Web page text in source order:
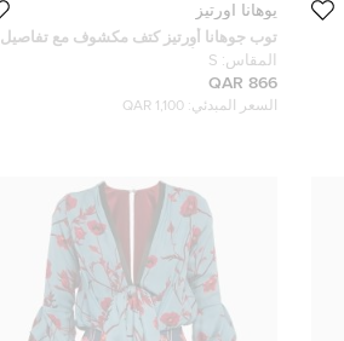
يوهانا اورتيز
توب جوهانا أورتيز كتف مكشوف مع تفاصيل
فيونكة قطن أسود حجم صغير
المقاس: S
866 QAR
السعر المبدئي: 1,100 QAR